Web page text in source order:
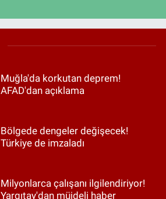
Muğla'da korkutan deprem!
AFAD'dan açıklama
Bölgede dengeler değişecek!
Türkiye de imzaladı
Milyonlarca çalışanı ilgilendiriyor!
Yargıtay'dan müjdeli haber